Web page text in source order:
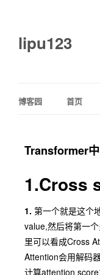
lipu123
博客园 首页
Transformer
1.Cross
1. 第一个就是这个
value,然后将第一
里可以看成Cross
Attention会用解码
计算attention